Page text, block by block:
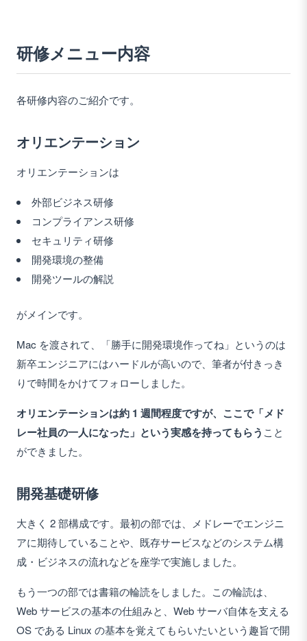
研修メニュー内容
各研修内容のご紹介です。
オリエンテーション
オリエンテーションは
外部ビジネス研修
コンプライアンス研修
セキュリティ研修
開発環境の整備
開発ツールの解説
がメインです。
Mac を渡されて、「勝手に開発環境作ってね」というのは
新卒エンジニアにはハードルが高いので、筆者が付きっき
りで時間をかけてフォローしました。
オリエンテーションは約 1 週間程度ですが、ここで「メド
レー社員の一人になった」という実感を持ってもらう こと
ができました。
開発基礎研修
大きく 2 部構成です。最初の部では、メドレーでエンジニ
アに期待していることや、既存サービスなどのシステム構
成・ビジネスの流れなどを座学で実施しました。
もう一つの部では書籍の輪読をしました。この輪読は、
Web サービスの基本の仕組みと、Web サーバ自体を支える
OS である Linux の基本を覚えてもらいたいという趣旨で開